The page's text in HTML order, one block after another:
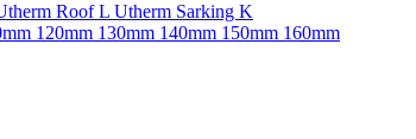
Roof L Utherm Sarking K
120mm 130mm 140mm 150mm 160mm